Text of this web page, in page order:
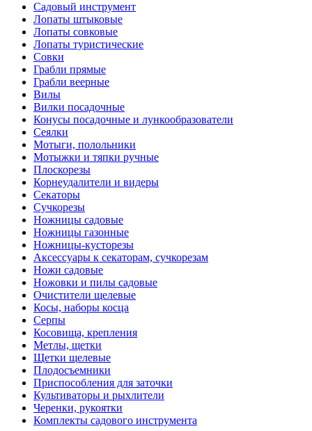
Садовый инструмент
Лопаты штыковые
Лопаты совковые
Лопаты туристические
Совки
Грабли прямые
Грабли веерные
Вилы
Вилки посадочные
Конусы посадочные и лункообразователи
Сеялки
Мотыги, полольники
Мотыжки и тяпки ручные
Плоскорезы
Корнеудалители и видеры
Секаторы
Сучкорезы
Ножницы садовые
Ножницы газонные
Ножницы-кусторезы
Аксессуары к секаторам, сучкорезам
Ножи садовые
Ножовки и пилы садовые
Очистители щелевые
Косы, наборы косца
Серпы
Косовища, крепления
Метлы, щетки
Щетки щелевые
Плодосъемники
Приспособления для заточки
Культиваторы и рыхлители
Черенки, рукоятки
Комплекты садового инструмента